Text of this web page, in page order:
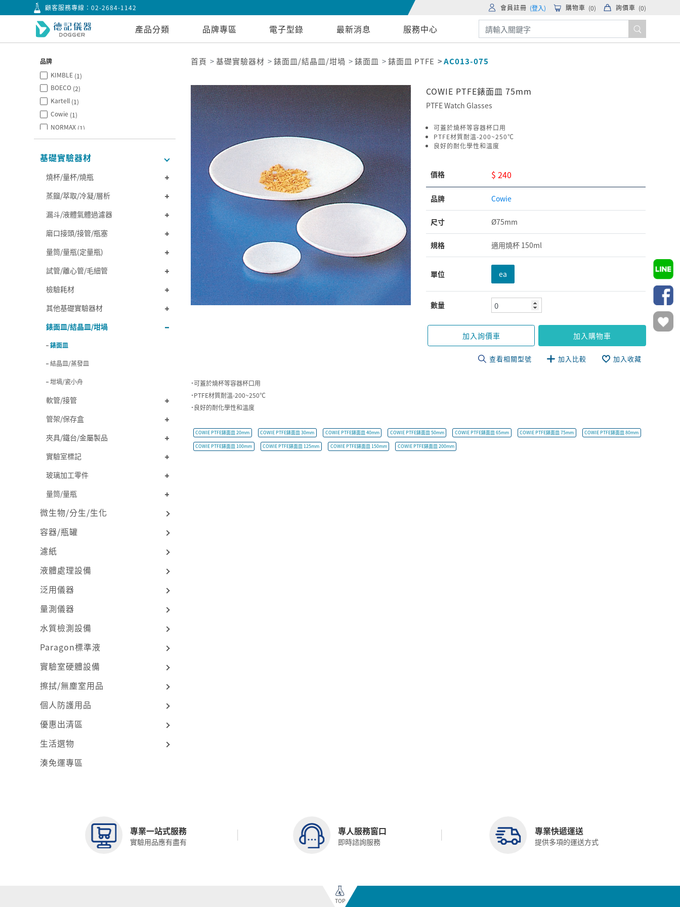
顧客服務專線：02-2684-1142 會員註冊 (登入) 購物車 (0) 詢價車 (0)
產品分類 品牌專區 電子型錄 最新消息 服務中心
品牌
KIMBLE (1)
BOECO (2)
Kartell (1)
Cowie (1)
NORMAX (1)
基礎實驗器材
燒杯/量杯/燒瓶
蒸餾/萃取/冷凝/層析
漏斗/液體氣體過濾器
磨口接頭/接管/瓶塞
量筒/量瓶(定量瓶)
試管/離心管/毛細管
檢驗耗材
其他基礎實驗器材
錶面皿/結晶皿/坩堝
錶面皿
結晶皿/蒸發皿
坩堝/瓷小舟
軟管/接管
管架/保存盒
夾具/鐵台/金屬製品
實驗室標記
玻璃加工零件
量筒/量瓶
微生物/分生/生化
容器/瓶罐
濾紙
液體處理設備
泛用儀器
量測儀器
水質檢測設備
Paragon標準液
實驗室硬體設備
擦拭/無塵室用品
個人防護用品
優惠出清區
生活選物
湊免運專區
首頁 基礎實驗器材 錶面皿/結晶皿/坩堝 錶面皿 錶面皿 PTFE AC013-075
COWIE PTFE錶面皿 75mm
PTFE Watch Glasses
可蓋於燒杯等容器杯口用
PTFE材質耐溫-200~250℃
良好的耐化學性和溫度
價格 $ 240
品牌 Cowie
尺寸 Ø75mm
規格 適用燒杯 150ml
單位 ea
數量
加入詢價車 加入購物車
查看相關型號 加入比較 加入收藏
˙可蓋於燒杯等容器杯口用
˙PTFE材質耐溫-200~250℃
˙良好的耐化學性和溫度
COWIE PTFE錶面皿 20mm COWIE PTFE錶面皿 30mm COWIE PTFE錶面皿 40mm COWIE PTFE錶面皿 50mm COWIE PTFE錶面皿 65mm COWIE PTFE錶面皿 75mm COWIE PTFE錶面皿 80mm
COWIE PTFE錶面皿 100mm COWIE PTFE錶面皿 125mm COWIE PTFE錶面皿 150mm COWIE PTFE錶面皿 200mm
專業一站式服務
實驗用品應有盡有
專人服務窗口
即時諮詢服務
專業快遞運送
提供多項的運送方式
TOP